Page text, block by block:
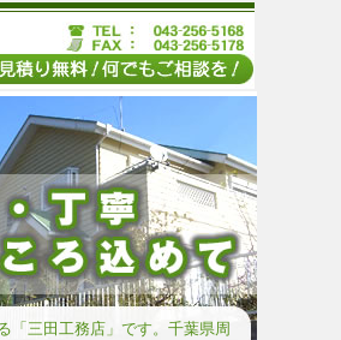
「三田工務店」です。千葉県周